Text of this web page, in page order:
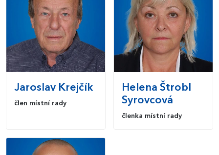
Jaroslav Krejčík
člen místní rady
Helena Štrobl
Syrovcová
členka místní rady